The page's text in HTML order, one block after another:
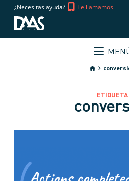
¿Necesitas ayuda? Te llamamos
ETIQUETA